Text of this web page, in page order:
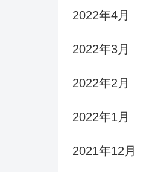
2022年4月
2022年3月
2022年2月
2022年1月
2021年12月